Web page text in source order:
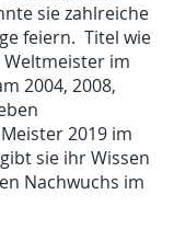
sie zahlreiche
feiern. Titel wie
Weltmeister im
2004, 2008,
2019 im
sie ihr Wissen
Nachwuchs im